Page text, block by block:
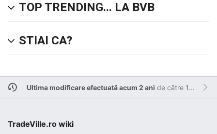
TOP TRENDING... LA BVB
STIAI CA?
Ultima modificare efectuată acum 2 ani de către 127.0.0.1
TradeVille.ro wiki